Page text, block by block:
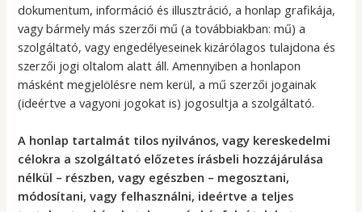
dokumentum, információ és illusztráció, a honlap grafikája,
vagy bármely más szerzői mű (a továbbiakban: mű) a
szolgáltató, vagy engedélyeseinek kizárólagos tulajdona és
szerzői jogi oltalom alatt áll. Amennyiben a honlapon
másként megjelölésre nem kerül, a mű szerzői jogainak
(ideértve a vagyoni jogokat is) jogosultja a szolgáltató.
A honlap tartalmát tilos nyilvános, vagy kereskedelmi
célokra a szolgáltató előzetes írásbeli hozzájárulása
nélkül – részben, vagy egészben – megosztani,
módosítani, vagy felhasználni, ideértve a teljes